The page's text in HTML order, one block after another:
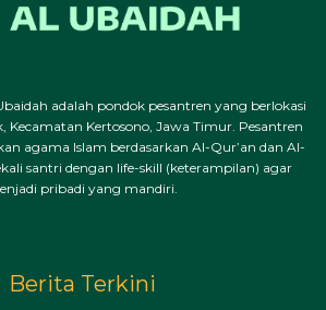
adalah pondok pesantren yang berlokasi
Kecamatan Kertosono, Jawa Timur. Pesantren
agama Islam berdasarkan Al-Qur’an dan Al-
santri dengan life-skill (keterampilan) agar
pribadi yang mandiri.
Berita Terkini